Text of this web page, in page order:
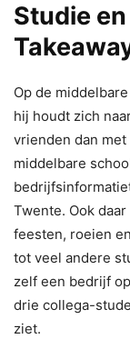
Studie
Op de
hij houdt zich
vrienden dan
middelbare
Twente. Ook
feesten, roeien
tot veel andere
zelf een bedrijf
drie collega-
ziet.